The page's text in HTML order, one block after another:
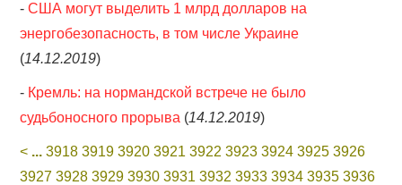
-США могут выделить 1 млрд долларов на
энергобезопасность, в том числе Украине
(14.12.2019)
- Кремль: на нормандской встрече не было
судьбоносного прорыва (14.12.2019)
< ... 3918 3919 3920 3921 3922 3923 3924 3925 3926
3927 3928 3929 3930 3931 3932 3933 3934 3935 3936